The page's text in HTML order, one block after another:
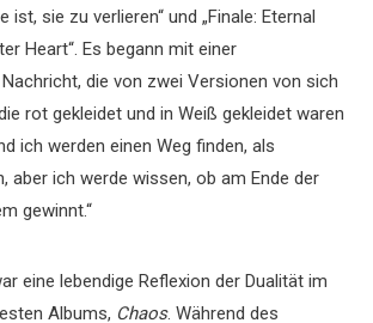
ist, sie zu verlieren“ und „Finale: Eternal
Heart“. Es begann mit einer
die von zwei Versionen von sich
rot gekleidet und in Weiß gekleidet waren
ich werden einen Weg finden, als
aber ich werde wissen, ob am Ende der
gewinnt.“
eine lebendige Reflexion der Dualität im
Albums, Chaos. Während des